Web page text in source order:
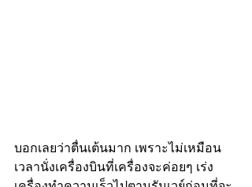
บอกเลยว่าตื่นเต้นมาก เพราะไม่เหมือน
เวลานั่งเครื่องบินที่เครื่องจะค่อยๆ เร่ง